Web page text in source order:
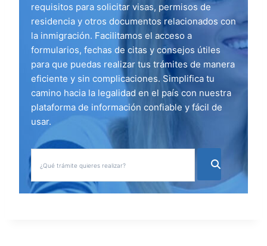
requisitos para solicitar visas, permisos de
residencia y otros documentos relacionados con
la inmigración. Facilitamos el acceso a
formularios, fechas de citas y consejos útiles
para que puedas realizar tus trámites de manera
eficiente y sin complicaciones. Simplifica tu
camino hacia la legalidad en el país con nuestra
plataforma de información confiable y fácil de
usar.